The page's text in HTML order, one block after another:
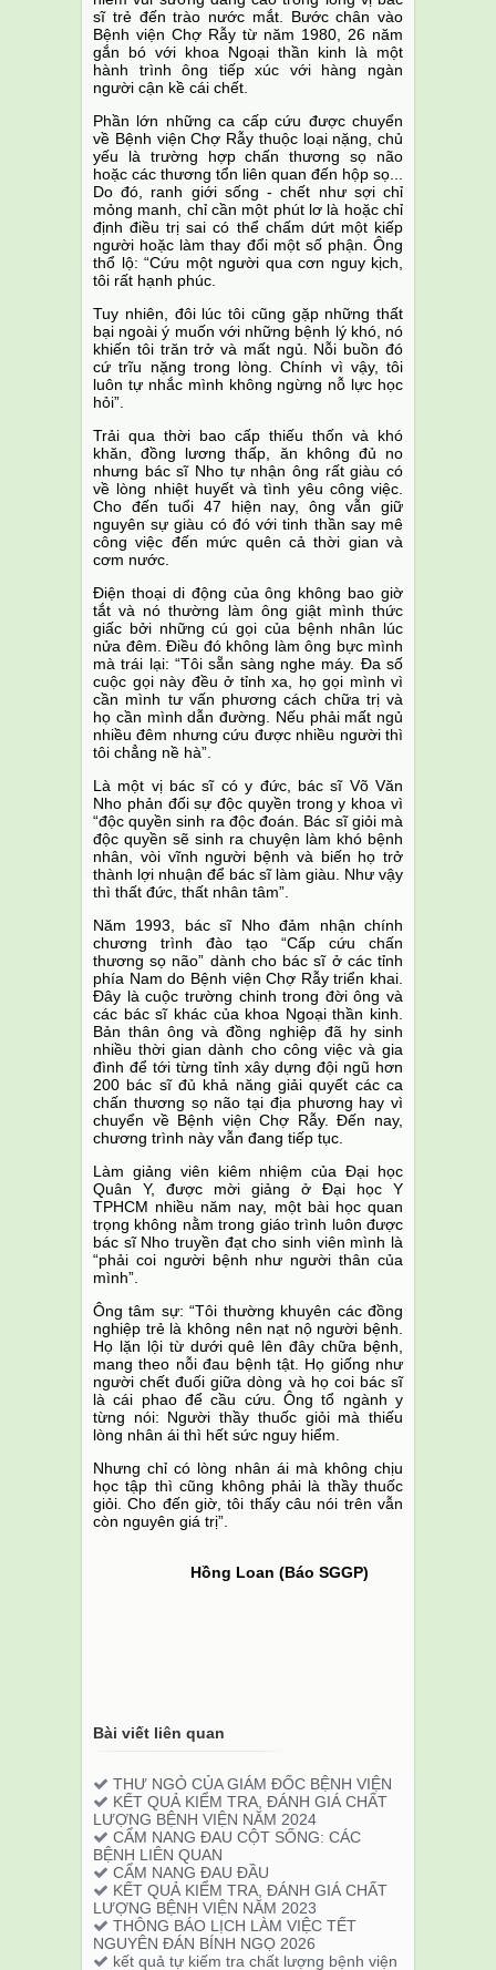
sĩ trẻ đến trào nước mắt. Bước chân vào
Bệnh viện Chợ Rẫy từ năm 1980, 26 năm
gắn bó với khoa Ngoại thần kinh là một
hành trình ông tiếp xúc với hàng ngàn
người cận kề cái chết.
Phần lớn những ca cấp cứu được chuyển
về Bệnh viện Chợ Rẫy thuộc loại nặng, chủ
yếu là trường hợp chấn thương sọ não
hoặc các thương tổn liên quan đến hộp sọ...
Do đó, ranh giới sống - chết như sợi chỉ
mỏng manh, chỉ cần một phút lơ là hoặc chỉ
định điều trị sai có thể chấm dứt một kiếp
người hoặc làm thay đổi một số phận. Ông
thổ lộ: “Cứu một người qua cơn nguy kịch,
tôi rất hạnh phúc.
Tuy nhiên, đôi lúc tôi cũng gặp những thất
bại ngoài ý muốn với những bệnh lý khó, nó
khiến tôi trăn trở và mất ngủ. Nỗi buồn đó
cứ trĩu nặng trong lòng. Chính vì vậy, tôi
luôn tự nhắc mình không ngừng nỗ lực học
hỏi”.
Trải qua thời bao cấp thiếu thốn và khó
khăn, đồng lương thấp, ăn không đủ no
nhưng bác sĩ Nho tự nhận ông rất giàu có
về lòng nhiệt huyết và tình yêu công việc.
Cho đến tuổi 47 hiện nay, ông vẫn giữ
nguyên sự giàu có đó với tinh thần say mê
công việc đến mức quên cả thời gian và
cơm nước.
Điện thoại di động của ông không bao giờ
tắt và nó thường làm ông giật mình thức
giấc bởi những cú gọi của bệnh nhân lúc
nửa đêm. Điều đó không làm ông bực mình
mà trái lại: “Tôi sẵn sàng nghe máy. Đa số
cuộc gọi này đều ở tỉnh xa, họ gọi mình vì
cần mình tư vấn phương cách chữa trị và
họ cần mình dẫn đường. Nếu phải mất ngủ
nhiều đêm nhưng cứu được nhiều người thì
tôi chẳng nề hà”.
Là một vị bác sĩ có y đức, bác sĩ Võ Văn
Nho phản đối sự độc quyền trong y khoa vì
“độc quyền sinh ra độc đoán. Bác sĩ giỏi mà
độc quyền sẽ sinh ra chuyện làm khó bệnh
nhân, vòi vĩnh người bệnh và biến họ trở
thành lợi nhuận để bác sĩ làm giàu. Như vậy
thì thất đức, thất nhân tâm”.
Năm 1993, bác sĩ Nho đảm nhận chính
chương trình đào tạo “Cấp cứu chấn
thương sọ não” dành cho bác sĩ ở các tỉnh
phía Nam do Bệnh viện Chợ Rẫy triển khai.
Đây là cuộc trường chinh trong đời ông và
các bác sĩ khác của khoa Ngoại thần kinh.
Bản thân ông và đồng nghiệp đã hy sinh
nhiều thời gian dành cho công việc và gia
đình để tới từng tỉnh xây dựng đội ngũ hơn
200 bác sĩ đủ khả năng giải quyết các ca
chấn thương sọ não tại địa phương hay vì
chuyển về Bệnh viện Chợ Rẫy. Đến nay,
chương trình này vẫn đang tiếp tục.
Làm giảng viên kiêm nhiệm của Đại học
Quân Y, được mời giảng ở Đại học Y
TPHCM nhiều năm nay, một bài học quan
trọng không nằm trong giáo trình luôn được
bác sĩ Nho truyền đạt cho sinh viên mình là
“phải coi người bệnh như người thân của
mình”.
Ông tâm sự: “Tôi thường khuyên các đồng
nghiệp trẻ là không nên nạt nộ người bệnh.
Họ lặn lội từ dưới quê lên đây chữa bệnh,
mang theo nỗi đau bệnh tật. Họ giống như
người chết đuối giữa dòng và họ coi bác sĩ
là cái phao để cầu cứu. Ông tổ ngành y
từng nói: Người thầy thuốc giỏi mà thiếu
lòng nhân ái thì hết sức nguy hiểm.
Nhưng chỉ có lòng nhân ái mà không chịu
học tập thì cũng không phải là thầy thuốc
giỏi. Cho đến giờ, tôi thấy câu nói trên vẫn
còn nguyên giá trị”.
Hồng Loan (Báo SGGP)
Bài viết liên quan
THƯ NGỎ CỦA GIÁM ĐỐC BỆNH VIỆN
KẾT QUẢ KIỂM TRA, ĐÁNH GIÁ CHẤT
LƯỢNG BỆNH VIỆN NĂM 2024
CẨM NANG ĐAU CỘT SỐNG: CÁC
BỆNH LIÊN QUAN
CẨM NANG ĐAU ĐẦU
KẾT QUẢ KIỂM TRA, ĐÁNH GIÁ CHẤT
LƯỢNG BỆNH VIỆN NĂM 2023
THÔNG BÁO LỊCH LÀM VIỆC TẾT
NGUYÊN ĐÁN BÍNH NGỌ 2026
kết quả tự kiếm tra chất lượng bệnh viện